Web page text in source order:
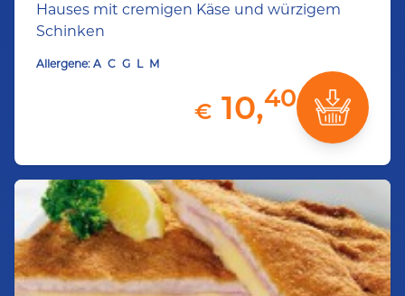
Hauses mit cremigen Käse und würzigem
Schinken
Allergene: A C G L M
€ 10,40